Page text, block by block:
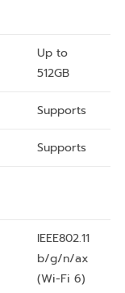
Up to
512GB
Supports
Supports
IEEE802.11
b/g/n/ax
(Wi-Fi 6)